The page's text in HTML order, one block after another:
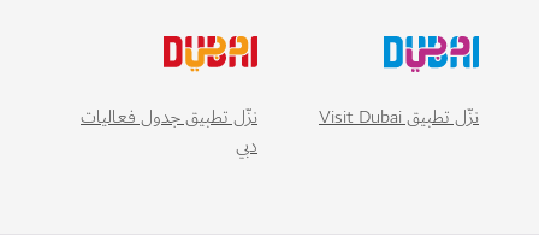
نزّل تطبيق Visit Dubai
نزّل تطبيق جدول فعاليات
دبي